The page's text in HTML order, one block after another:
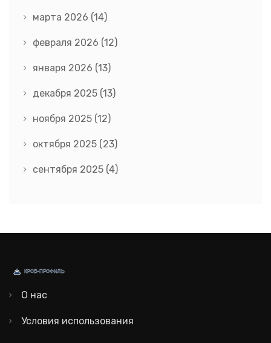
марта 2026 (14)
февраля 2026 (12)
января 2026 (13)
декабря 2025 (13)
ноября 2025 (12)
октября 2025 (23)
сентября 2025 (4)
О нас
Условия использования